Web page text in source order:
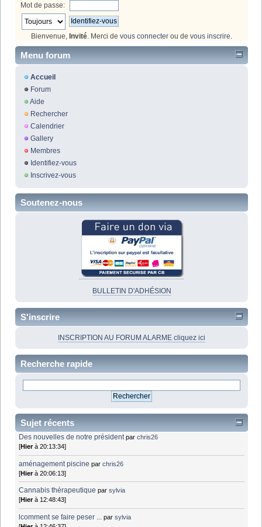
Mot de passe:
Bienvenue, Invité . Merci de vous connecter ou de vous inscrire
Menu forum
Accueil
Forum
Aide
Rechercher
Calendrier
Gallery
Membres
Identifiez-vous
Inscrivez-vous
Soutenez-nous
BULLETIN D'ADHÉSION
S'inscrire
INSCRIPTION AU FORUM ALARME cliquez ici
Recherche rapide
Sujet récents
Des nouvelles de notre président parchris26
[Hierà 20:13:34]
aménagement piscine parchris26
[Hierà 20:06:13]
Cannabis thérapeutique parsylvia
[Hierà 12:48:43]
lcomment se faire peser ... parsylvia